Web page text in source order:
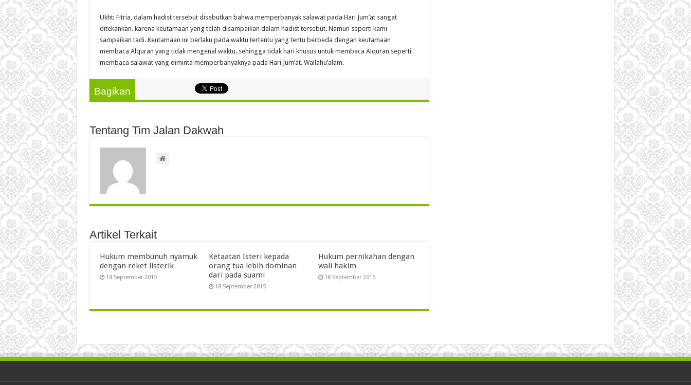
Ukhti Fitria, dalam hadist tersebut disebutkan bahwa memperbanyak salawat pada Hari Jum’at sangat
ditekankan. karena keutamaan yang telah disampaikan dalam hadist tersebut. Namun seperti kami
sampaikan tadi. Keutamaan ini berlaku pada waktu tertentu yang tentu berbeda dengan keutamaan
membaca Alquran yang tidak mengenal waktu. sehingga tidak hari khusus untuk membaca Alquran seperti
membaca salawat yang diminta memperbanyaknya pada Hari Jum’at. Wallahu’alam.
Bagikan
Tentang Tim Jalan Dakwah
Artikel Terkait
Hukum membunuh nyamuk
dengan reket listerik
18 September 2015
Ketaatan Isteri kepada
orang tua lebih dominan
dari pada suami
18 September 2015
Hukum pernikahan dengan
wali hakim
18 September 2015